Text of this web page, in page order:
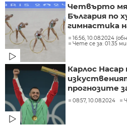
Четвърто
България по
гимнастика
16:56, 10.08.2024
Чете се за: 01:35
Карлос
прогнозите
08:57, 10.08.2024